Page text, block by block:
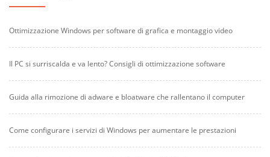
Ottimizzazione Windows per software di grafica e montaggio video
Il PC si surriscalda e va lento? Consigli di ottimizzazione software
Guida alla rimozione di adware e bloatware che rallentano il computer
Come configurare i servizi di Windows per aumentare le prestazioni